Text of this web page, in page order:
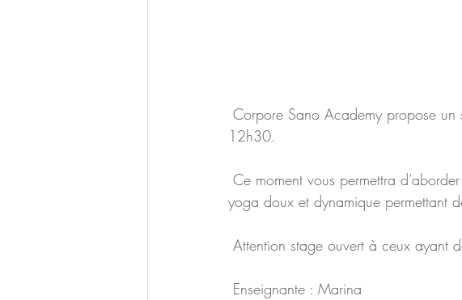
12h30.
yoga doux et dynamique permettant
Attention stage ouvert à ceux ayant
Enseignante : Marina